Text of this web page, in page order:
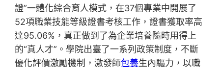
證”一體化綜合育人模式，在37個專業中開展了
52項職業技能等級證書考核工作，證書獲取率高
達95.06%，真正做到了為企業培養隨時用得上
的“真人才”。學院出臺了一系列政策制度，不斷
優化評價激勵機制，激發師包養生內驅力，以職